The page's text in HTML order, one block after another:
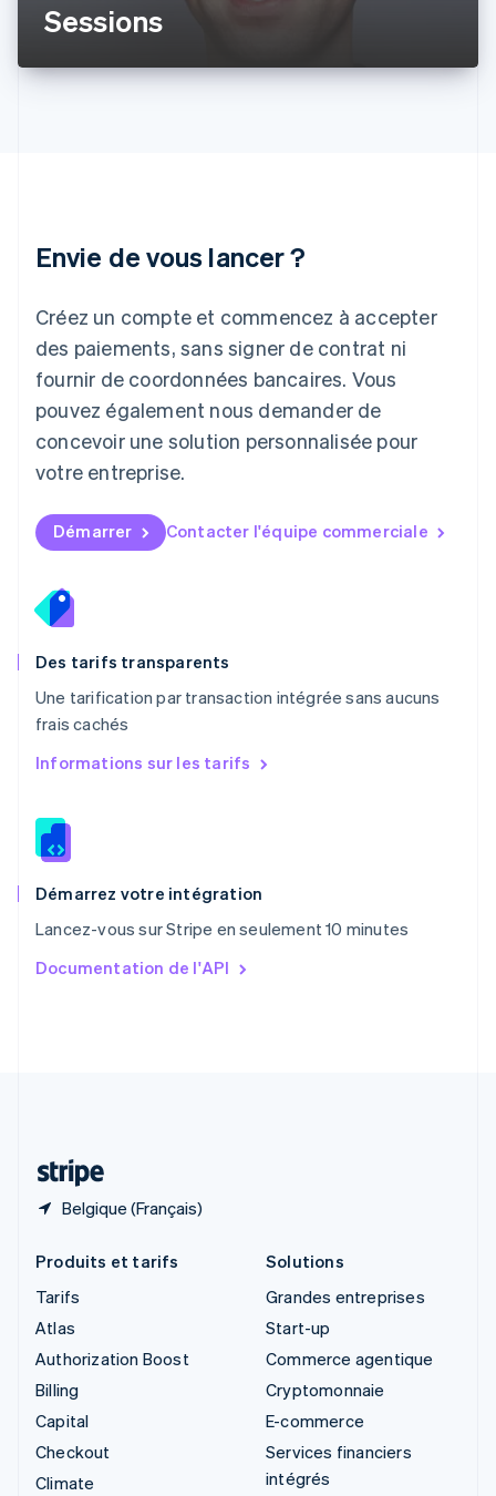
Sessions
Envie de vous lancer ?
Créez un compte et commencez à accepter
des paiements, sans signer de contrat ni
fournir de coordonnées bancaires. Vous
pouvez également nous demander de
concevoir une solution personnalisée pour
votre entreprise.
Démarrer Contacter l'équipe commerciale
Des tarifs transparents
Une tarification par transaction intégrée sans aucuns
frais cachés
Informations sur les tarifs
Démarrez votre intégration
Lancez-vous sur Stripe en seulement 10 minutes
Documentation de l'API
Belgique (Français)
English
English
Deutsch English
Luxembourg
FrançaisDeutsch English
Malaisie
English 简体中文
Malte
English
EspañolEnglish
English
Nouvelle-Zélande
Pays-Bas
Nederlands
English
PortuguêsEnglish
R.A.S. de Hong Kong, Chine
English
Roumanie
Royaume-Uni
English
English简体中文
English
Produits et tarifs
Tarifs
Atlas
Authorization Boost
Billing
Capital
Checkout
Climate
Solutions
Grandes entreprises
Start-up
Commerce agentique
Cryptomonnaie
E-commerce
Services financiers
intégrés